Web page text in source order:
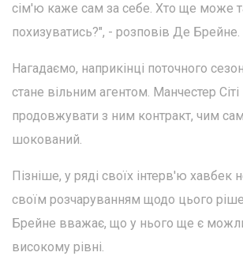
сім'ю каже сам за себе. Хто ще може
похизуватись?", - розповів Де Брейне.
Нагадаємо, наприкінці поточного
стане вільним агентом. Манчестер
продовжувати з ним контракт, чим
шокований.
Пізніше, у ряді своїх інтерв'ю хавбек
своїм розчаруванням щодо цього
Брейне вважає, що у нього ще є
високому рівні.